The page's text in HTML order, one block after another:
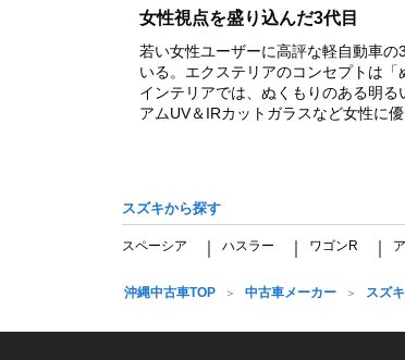
女性視点を盛り込んだ3代目
若い女性ユーザーに高評な軽自動車
いる。エクステリアのコンセプトは
インテリアでは、ぬくもりのある明
アムUV＆IRカットガラスなど女性に
スズキから探す
スペーシア ハスラー ワゴンR
沖縄中古車TOP 中古車メーカー スズ